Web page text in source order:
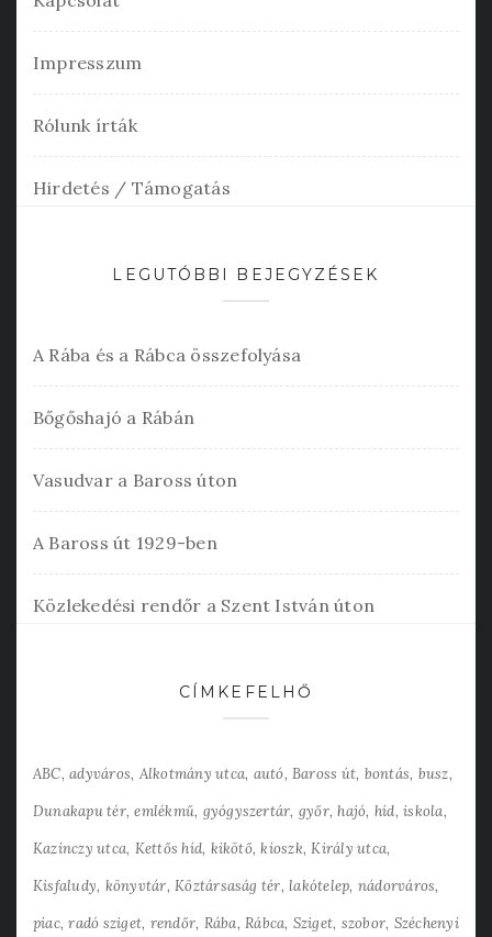
Impresszum
Rólunk írták
Hirdetés / Támogatás
LEGUTÓBBI BEJEGYZÉSEK
A Rába és a Rábca összefolyása
Bőgőshajó a Rábán
Vasudvar a Baross úton
A Baross út 1929-ben
Közlekedési rendőr a Szent István úton
CÍMKEFELHŐ
ABC adyváros Alkotmány utca autó Baross út bontás busz
Dunakapu tér emlékmű gyógyszertár győr hajó híd iskola
Kazinczy utca Kettős híd kikötő kioszk Király utca
Kisfaludy könyvtár Köztársaság tér lakótelep nádorváros
piac radó sziget rendőr Rába Rábca Sziget szobor Széchenyi